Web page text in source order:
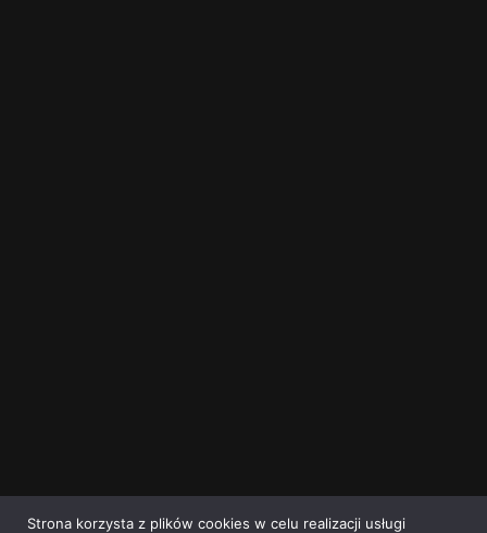
Strona korzysta z plików cookies w celu realizacji usługi